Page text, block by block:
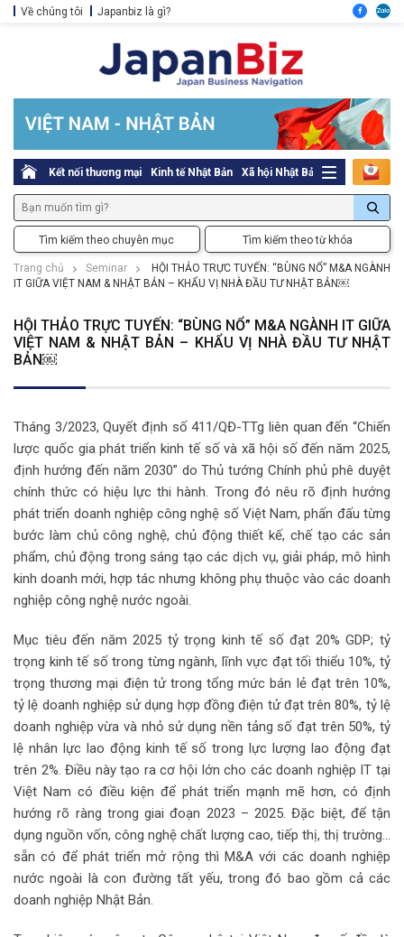
Về chúng tôi Japanbiz là gì?
Kết nối thương mại Kinh tế Nhật Bản Xã hội Nhật Bản Thủ tục pháp
Tìm kiếm theo chuyên mục Tìm kiếm theo từ khóa
Trang chủ Seminar
HỘI THẢO TRỰC TUYẾN: “BÙNG NỔ” M&A NGÀNH
IT GIỮA VIỆT NAM & NHẬT BẢN – KHẨU VỊ NHÀ ĐẦU TƯ NHẬT BẢN￼
HỘI THẢO TRỰC TUYẾN: “BÙNG NỔ” M&A NGÀNH IT GIỮA
VIỆT NAM & NHẬT BẢN – KHẨU VỊ NHÀ ĐẦU TƯ NHẬT
BẢN￼
Tháng 3/2023, Quyết định số 411/QĐ-TTg liên quan đến “Chiến
lược quốc gia phát triển kinh tế số và xã hội số đến năm 2025,
định hướng đến năm 2030” do Thủ tướng Chính phủ phê duyệt
chính thức có hiệu lực thi hành. Trong đó nêu rõ định hướng
phát triển doanh nghiệp công nghệ số Việt Nam, phấn đấu từng
bước làm chủ công nghệ, chủ động thiết kế, chế tạo các sản
phẩm, chủ động trong sáng tạo các dịch vụ, giải pháp, mô hình
kinh doanh mới, hợp tác nhưng không phụ thuộc vào các doanh
nghiệp công nghệ nước ngoài.
Mục tiêu đến năm 2025 tỷ trọng kinh tế số đạt 20% GDP; tỷ
trọng kinh tế số trong từng ngành, lĩnh vực đạt tối thiểu 10%, tỷ
trọng thương mại điện tử trong tổng mức bán lẻ đạt trên 10%,
tỷ lệ doanh nghiệp sử dụng hợp đồng điện tử đạt trên 80%, tỷ lệ
doanh nghiệp vừa và nhỏ sử dụng nền tảng số đạt trên 50%, tỷ
lệ nhân lực lao động kinh tế số trong lực lượng lao động đạt
trên 2%. Điều này tạo ra cơ hội lớn cho các doanh nghiệp IT tại
Việt Nam có điều kiện để phát triển mạnh mẽ hơn, có định
hướng rõ ràng trong giai đoạn 2023 – 2025. Đặc biệt, để tận
dụng nguồn vốn, công nghệ chất lượng cao, tiếp thị, thị trường…
sẵn có để phát triển mở rộng thì M&A với các doanh nghiệp
nước ngoài là con đường tất yếu, trong đó bao gồm cả các
doanh nghiệp Nhật Bản.